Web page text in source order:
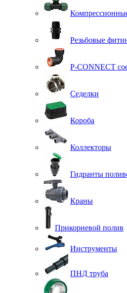
Резьбовые
P-CONNECT
Седелки
Короба
Коллекторы
Гидранты
Краны
Прикорневой полив
Инструменты
ПНД труба